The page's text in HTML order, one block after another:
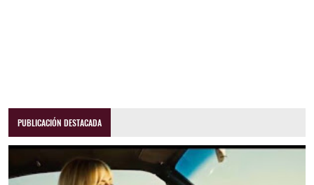
PUBLICACIÓN DESTACADA